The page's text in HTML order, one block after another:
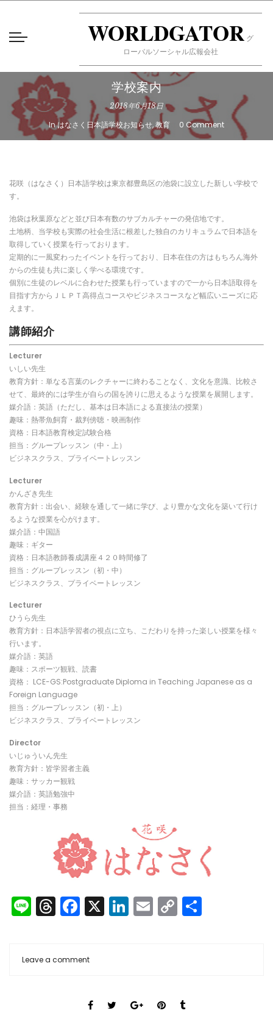
WORLDGATOR グ
ローバルソーシャル広報会社
学校案内
2018年6月18日
Inはなさく日本語学校お知らせ,教育 0 Comment
花咲（はなさく）日本語学校は東京都豊島区の池袋に設立した新しい学校で
す。
池袋は秋葉原などと並び日本有数のサブカルチャーの発信地です。
土地柄、当学校も実際の社会生活に根差した独自のカリキュラムで日本語を
取得していく授業を行っております。
定期的に一風変わったイベントを行っており、日本在住の方はもちろん海外
からの生徒も共に楽しく学べる環境です。
個別に生徒のレベルに合わせた授業も行っていますので一から日本語取得を
目指す方からＪＬＰＴ高得点コースやビジネスコースなど幅広いニーズに応
えます。
講師紹介
Lecturer
いしい先生
教育方針：単なる言葉のレクチャーに終わることなく、文化を意識、比較さ
せて、最終的には学生が自らの国を誇りに思えるような授業を展開します。
媒介語：英語（ただし、基本は日本語による直接法の授業）
趣味：熱帯魚飼育・裁判傍聴・映画制作
資格：日本語教育検定試験合格
担当：グループレッスン（中・上）
ビジネスクラス、プライベートレッスン
Lecturer
かんざき先生
教育方針：出会い、経験を通して一緒に学び、より豊かな文化を築いて行け
るような授業を心がけます。
媒介語：中国語
趣味：ギター
資格：日本語教師養成講座４２０時間修了
担当：グループレッスン（初・中）
ビジネスクラス、プライベートレッスン
Lecturer
ひうら先生
教育方針：日本語学習者の視点に立ち、こだわりを持った楽しい授業を様々
行います。
媒介語：英語
趣味：スポーツ観戦、読書
資格： LCE-GS:Postgraduate Diploma in Teaching Japanese as a
Foreign Language
担当：グループレッスン（初・上）
ビジネスクラス、プライベートレッスン
Director
いじゅういん先生
教育方針：皆学習者主義
趣味：サッカー観戦
媒介語：英語勉強中
担当：経理・事務
LineThreads
Facebook
X LinkedIn
Email
Copy
Link
Leave a comment